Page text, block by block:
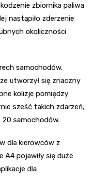
zbiornika paliwa
nastąpiło zderzenie
okoliczności
samochodów.
utworzył się znaczny
kolizje pomiędzy
sześć takich zdarzeń,
20 samochodów.
dla kierowców z
A4 pojawiły się duże
dla